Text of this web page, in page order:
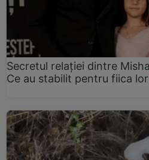
Secretul relației dintre
Ce au stabilit pentru fiica lor